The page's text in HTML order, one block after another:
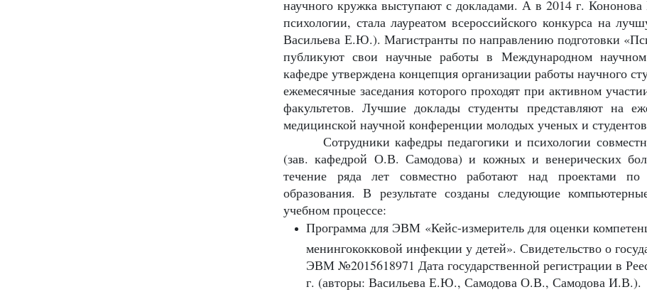
научного кружка выступают с докладами. А в 2014 г.
психологии, стала лауреатом всероссийского конкурса на
Васильева Е.Ю.). Магистранты по направлению подготовки
публикуют свои научные работы в Международном
кафедре утверждена концепция организации работы научного
ежемесячные заседания которого проходят при активном
факультетов. Лучшие доклады студенты представляют на
медицинской научной конференции молодых ученых и
Сотрудники кафедры педагогики и психологии
(зав. кафедрой О.В. Самодова) и кожных и венерических
течение ряда лет совместно работают над проектами по
образования. В результате созданы следующие
учебном процессе:
Программа для ЭВМ «Кейс-измеритель для оценки
менингококковой инфекции у детей». Свидетельство о
ЭВМ №2015618971 Дата государственной регистрации в
г. (авторы: Васильева Е.Ю., Самодова О.В., Самодова И.В.).